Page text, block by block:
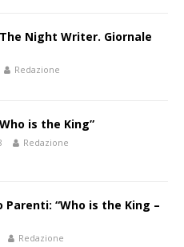
Night Writer. Giornale
Redazione
is the King”
Redazione
Parenti: “Who is the King –
Redazione